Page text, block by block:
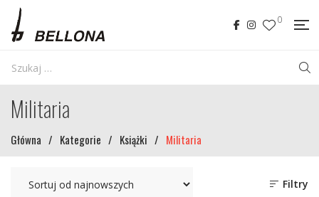
0
Militaria
Główna / Kategorie / Książki / Militaria
Filtry